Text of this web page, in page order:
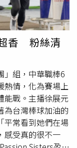
香 粉絲清
」組，中華職棒6
熱情，化為賽場上
能戰。主播徐展元
為台灣棒球加油的
平常看到她們在場
感受真的很不一